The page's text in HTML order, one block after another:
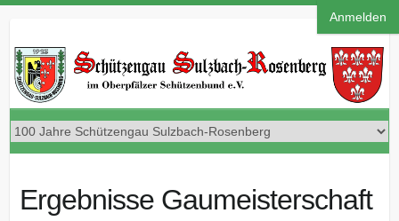
Anmelden
Ergebnisse Gaumeisterschaft